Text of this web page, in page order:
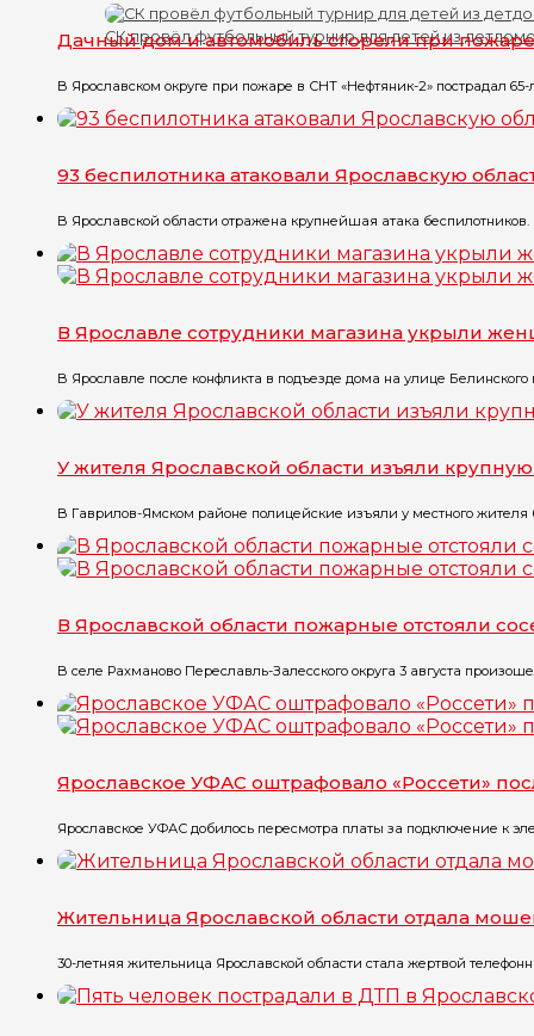
СК провёл футбольный турнир для детей из
Дачный дом и автомобиль сгорели при
В Ярославском округе при пожаре в СНТ «Нефтяник-2» пострадал
93 беспилотника атаковали Ярославскую
В Ярославской области отражена крупнейшая атака
В Ярославле сотрудники магазина укрыли
В Ярославле после конфликта в подъезде дома на улице Белинского
У жителя Ярославской области изъяли
В Гаврилов-Ямском районе полицейские изъяли у местного жителя
В Ярославской области пожарные отстояли
В селе Рахманово Переславль-Залесского округа 3 августа
Ярославское УФАС оштрафовало «Россети»
Ярославское УФАС добилось пересмотра платы за подключение к
Жительница Ярославской области отдала
30-летняя жительница Ярославской области стала жертвой